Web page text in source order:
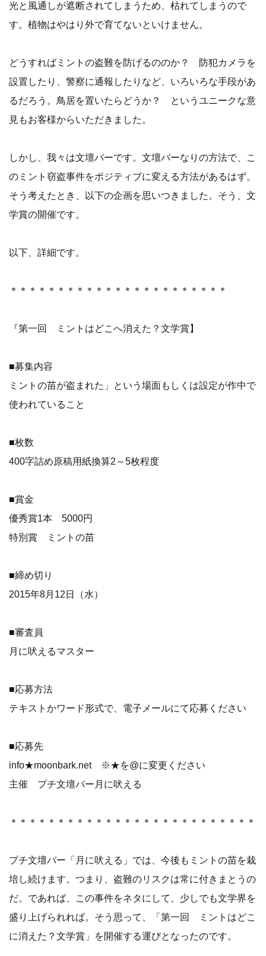
光と風通しが遮断されてしまうため、枯れてしまうので
す。植物はやはり外で育てないといけません。
どうすればミントの盗難を防げるののか？ 防犯カメラを
設置したり、警察に通報したりなど、いろいろな手段があ
るだろう。鳥居を置いたらどうか？ というユニークな意
見もお客様からいただきました。
しかし、我々は文壇バーです。文壇バーなりの方法で、こ
のミント窃盗事件をポジティブに変える方法があるはず。
そう考えたとき、以下の企画を思いつきました。そう、文
学賞の開催です。
以下、詳細です。
＊＊＊＊＊＊＊＊＊＊＊＊＊＊＊＊＊＊＊＊＊＊＊
『第一回 ミントはどこへ消えた？文学賞】
■募集内容
ミントの苗が盗まれた」という場面もしくは設定が作中で
使われていること
■枚数
400字詰め原稿用紙換算2～5枚程度
■賞金
優秀賞1本 5000円
特別賞 ミントの苗
■締め切り
2015年8月12日（水）
■審査員
月に吠えるマスター
■応募方法
テキストかワード形式で、電子メールにて応募ください
■応募先
info★moonbark.net ※★を@に変更ください
主催 プチ文壇バー月に吠える
＊＊＊＊＊＊＊＊＊＊＊＊＊＊＊＊＊＊＊＊＊＊＊＊＊＊
プチ文壇バー「月に吠える」では、今後もミントの苗を栽
培し続けます。つまり、盗難のリスクは常に付きまとうの
だ。であれば、この事件をネタにして、少しでも文学界を
盛り上げられれば。そう思って、「第一回 ミントはどこ
に消えた？文学賞」を開催する運びとなったのです。